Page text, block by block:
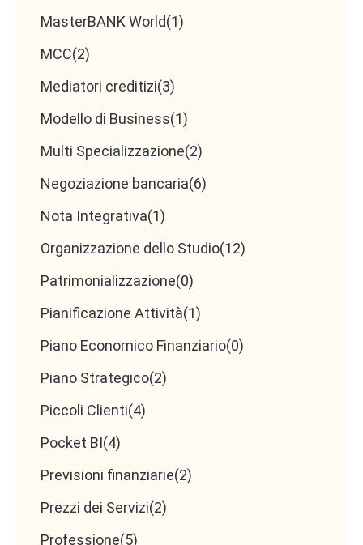
MasterBANK World(1)
MCC(2)
Mediatori creditizi(3)
Modello di Business(1)
Multi Specializzazione(2)
Negoziazione bancaria(6)
Nota Integrativa(1)
Organizzazione dello Studio(12)
Patrimonializzazione(0)
Pianificazione Attività(1)
Piano Economico Finanziario(0)
Piano Strategico(2)
Piccoli Clienti(4)
Pocket BI(4)
Previsioni finanziarie(2)
Prezzi dei Servizi(2)
Professione(5)